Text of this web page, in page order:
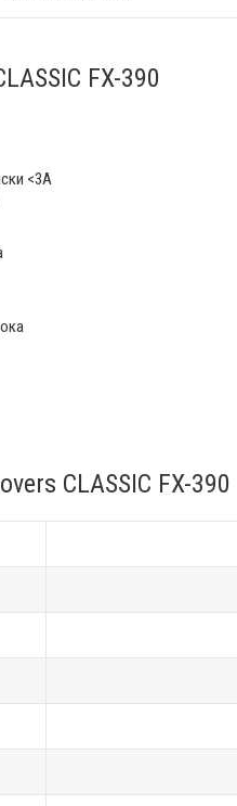
FX-390
<3А
CLASSIC FX-390